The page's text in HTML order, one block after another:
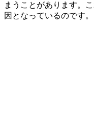
まうことがあります。
因となっているのです。